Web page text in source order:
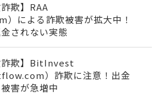
欺】RAA
による詐欺被害が拡大中！
されない実態
詐欺】BitInvest
）詐欺に注意！出金
害が急増中